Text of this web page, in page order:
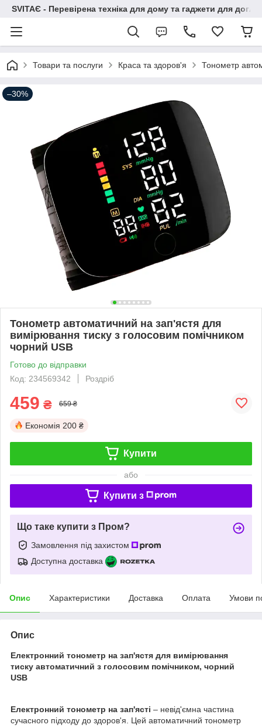
SVITAЄ - Перевірена техніка для дому та гаджети для
Товари та послуги Краса та здоров'я Тонометр
–30%
Тонометр автоматичний на зап'ястя для
вимірювання тиску з голосовим помічником
чорний USB
Готово до відправки
Код: 234569342
Роздріб
459 ₴ 659 ₴
Економія 200 ₴
Купити
або
Купити з
Що таке купити з Пром?
Замовлення під захистом
Доступна доставка
Опис Характеристики Доставка Оплата Умови
Опис
Електронний тонометр на зап'ястя для вимірювання
тиску автоматичний з голосовим помічником, чорний
USB
Електронний тонометр на зап'ясті – невід'ємна частина
сучасного підходу до здоров'я. Цей автоматичний тонометр